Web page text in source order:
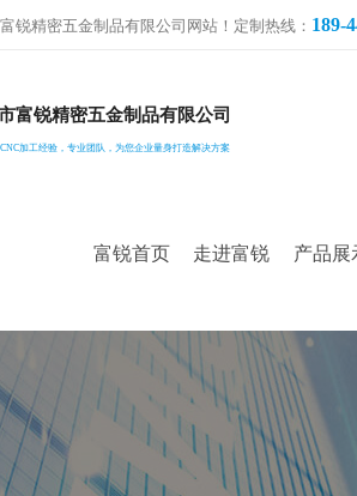
锐精密五金制品有限公司网站！定制热线： 189-
富锐精密五金制品有限公司
加工经验，专业团队，为您企业量身打造解决方案
富锐首页 走进富锐 产品展